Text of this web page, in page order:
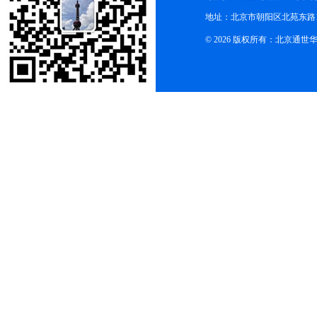
地址：北京市朝阳区北苑东路
© 2026 版权所有：北京通世